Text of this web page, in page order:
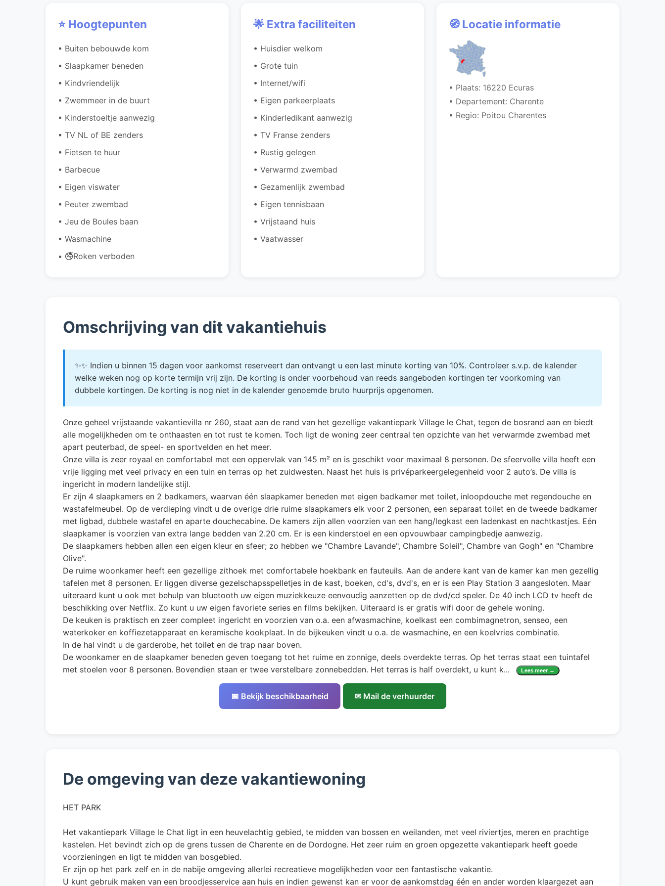
⭐ Hoogtepunten
• Buiten bebouwde kom
• Slaapkamer beneden
• Kindvriendelijk
• Zwemmeer in de buurt
• Kinderstoeltje aanwezig
• TV NL of BE zenders
• Fietsen te huur
• Barbecue
• Eigen viswater
• Peuter zwembad
• Jeu de Boules baan
• Wasmachine
• 🚭Roken verboden
🌟 Extra faciliteiten
• Huisdier welkom
• Grote tuin
• Internet/wifi
• Eigen parkeerplaats
• Kinderledikant aanwezig
• TV Franse zenders
• Rustig gelegen
• Verwarmd zwembad
• Gezamenlijk zwembad
• Eigen tennisbaan
• Vrijstaand huis
• Vaatwasser
🧭 Locatie informatie
• Plaats: 16220 Ecuras
• Departement: Charente
• Regio: Poitou Charentes
Omschrijving van dit vakantiehuis
✨✨ Indien u binnen 15 dagen voor aankomst reserveert dan ontvangt u een last minute korting van 10%. Controleer s.v.p. de kalender
welke weken nog op korte termijn vrij zijn. De korting is onder voorbehoud van reeds aangeboden kortingen ter voorkoming van
dubbele kortingen. De korting is nog niet in de kalender genoemde bruto huurprijs opgenomen.
Onze geheel vrijstaande vakantievilla nr 260, staat aan de rand van het gezellige vakantiepark Village le Chat, tegen de bosrand aan en biedt
alle mogelijkheden om te onthaasten en tot rust te komen. Toch ligt de woning zeer centraal ten opzichte van het verwarmde zwembad met
apart peuterbad, de speel- en sportvelden en het meer.
Onze villa is zeer royaal en comfortabel met een oppervlak van 145 m² en is geschikt voor maximaal 8 personen. De sfeervolle villa heeft een
vrije ligging met veel privacy en een tuin en terras op het zuidwesten. Naast het huis is privéparkeergelegenheid voor 2 auto’s. De villa is
ingericht in modern landelijke stijl.
Er zijn 4 slaapkamers en 2 badkamers, waarvan één slaapkamer beneden met eigen badkamer met toilet, inloopdouche met regendouche en
wastafelmeubel. Op de verdieping vindt u de overige drie ruime slaapkamers elk voor 2 personen, een separaat toilet en de tweede badkamer
met ligbad, dubbele wastafel en aparte douchecabine. De kamers zijn allen voorzien van een hang/legkast een ladenkast en nachtkastjes. Eén
slaapkamer is voorzien van extra lange bedden van 2.20 cm. Er is een kinderstoel en een opvouwbaar campingbedje aanwezig.
De slaapkamers hebben allen een eigen kleur en sfeer; zo hebben we "Chambre Lavande", Chambre Soleil", Chambre van Gogh" en "Chambre
Olive".
De ruime woonkamer heeft een gezellige zithoek met comfortabele hoekbank en fauteuils. Aan de andere kant van de kamer kan men gezellig
tafelen met 8 personen. Er liggen diverse gezelschapsspelletjes in de kast, boeken, cd's, dvd's, en er is een Play Station 3 aangesloten. Maar
uiteraard kunt u ook met behulp van bluetooth uw eigen muziekkeuze eenvoudig aanzetten op de dvd/cd speler. De 40 inch LCD tv heeft de
beschikking over Netflix. Zo kunt u uw eigen favoriete series en films bekijken. Uiteraard is er gratis wifi door de gehele woning.
De keuken is praktisch en zeer compleet ingericht en voorzien van o.a. een afwasmachine, koelkast een combimagnetron, senseo, een
waterkoker en koffiezetapparaat en keramische kookplaat. In de bijkeuken vindt u o.a. de wasmachine, en een koelvries combinatie.
In de hal vindt u de garderobe, het toilet en de trap naar boven.
De woonkamer en de slaapkamer beneden geven toegang tot het ruime en zonnige, deels overdekte terras. Op het terras staat een tuintafel
met stoelen voor 8 personen. Bovendien staan er twee verstelbare zonnebedden. Het terras is half overdekt, u kunt k... Lees meer →
📅 Bekijk beschikbaarheid ✉ Mail de verhuurder
De omgeving van deze vakantiewoning
HET PARK
Het vakantiepark Village le Chat ligt in een heuvelachtig gebied, te midden van bossen en weilanden, met veel riviertjes, meren en prachtige
kastelen. Het bevindt zich op de grens tussen de Charente en de Dordogne. Het zeer ruim en groen opgezette vakantiepark heeft goede
voorzieningen en ligt te midden van bosgebied.
Er zijn op het park zelf en in de nabije omgeving allerlei recreatieve mogelijkheden voor een fantastische vakantie.
U kunt gebruik maken van een broodjesservice aan huis en indien gewenst kan er voor de aankomstdag één en ander worden klaargezet aan